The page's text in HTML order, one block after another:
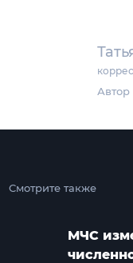
Автор
Смотрите также
МЧС